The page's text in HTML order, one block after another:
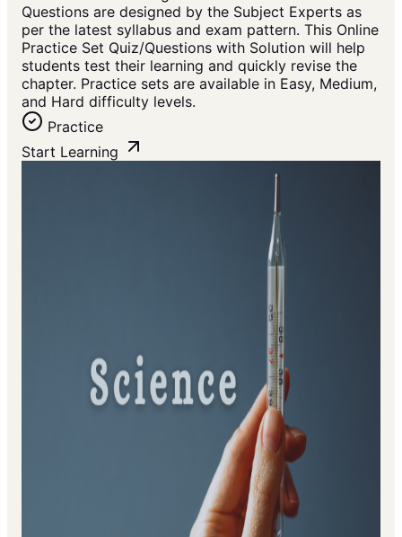
Questions are designed by the Subject Experts as
per the latest syllabus and exam pattern. This Online
Practice Set Quiz/Questions with Solution will help
students test their learning and quickly revise the
chapter. Practice sets are available in Easy, Medium,
and Hard difficulty levels.
Practice
Start Learning